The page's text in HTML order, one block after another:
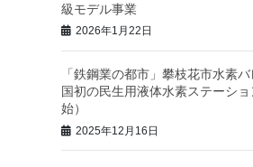
級モデル事業
2026年1月22日
「鉄鋼業の都市」攀枝花市水素
国初の民生用液体水素ステーショ
始）
2025年12月16日